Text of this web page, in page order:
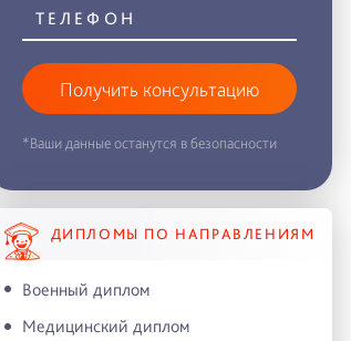
Получить консультацию
*Ваши данные останутся в безопасности
ДИПЛОМЫ ПО НАПРАВЛЕНИЯМ
Военный диплом
Медицинский диплом